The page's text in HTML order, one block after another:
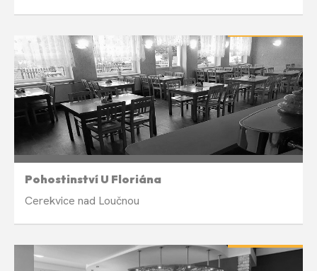
Pohostinství U Floriána
Cerekvice nad Loučnou